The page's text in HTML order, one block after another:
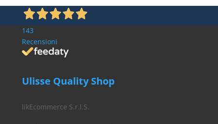
143
Recensioni
Ulisse Quality Shop
likEcommerce S.r.l.S.